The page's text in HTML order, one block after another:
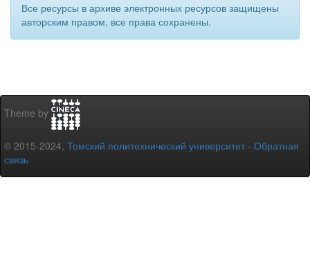
Все ресурсы в архиве электронных ресурсов защищены
авторским правом, все права сохранены.
Theme by
© 2015-2024, Томский политехнический университет - Обратная
связь